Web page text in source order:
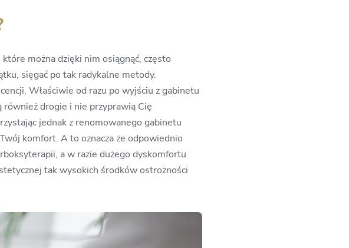
można dzięki nim osiągnąć, często
sięgać po tak radykalne metody.
Właściwie od razu po wyjściu z gabinetu
drogie i nie przyprawią Cię
jednak z renomowanego gabinetu
komfort. A to oznacza że odpowiednio
a w razie dużego dyskomfortu
tak wysokich środków ostrożności